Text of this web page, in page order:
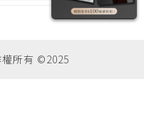
所有 ©2025